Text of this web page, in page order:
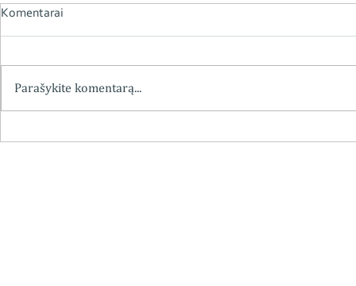
Komentarai
Parašykite komentarą...